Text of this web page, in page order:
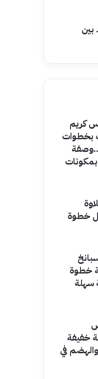
بين
كريم
بخطوات
خطوة
خطوة
سهلة
خفيفة
في